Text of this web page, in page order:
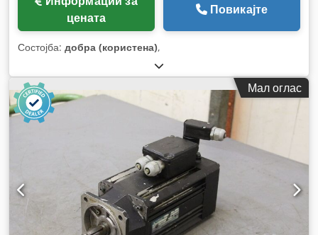
цената
Повикајте
Состојба: добра (користена),
Мал оглас